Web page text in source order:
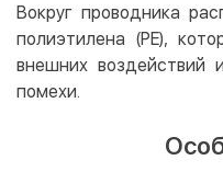
Вокруг проводника
полиэтилена (PE),
внешних воздействий
помехи.